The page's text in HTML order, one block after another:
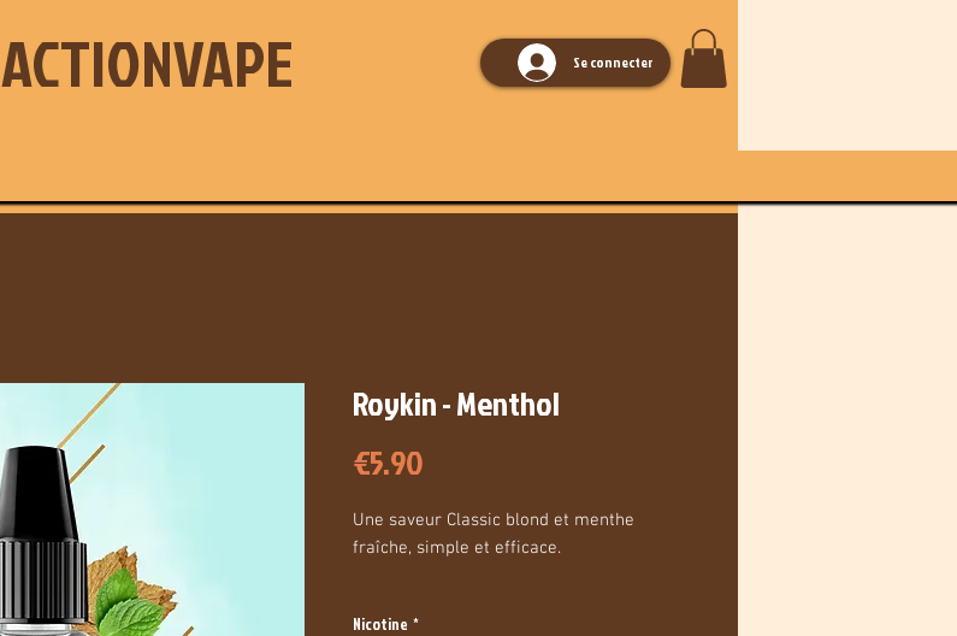
ACTIONVAPE Se connecter
Roykin - Menthol
€5.90Price
Une saveur Classic blond et menthe
fraîche, simple et efficace.
Nicotine *